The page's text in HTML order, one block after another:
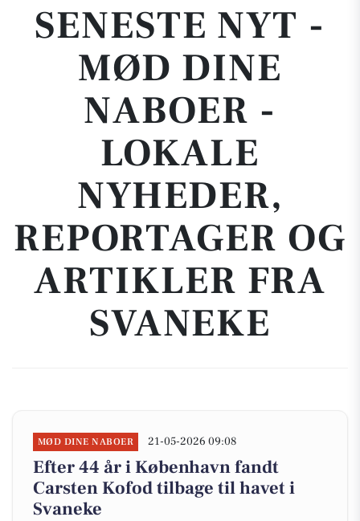
SENESTE NYT -
MØD DINE
NABOER -
LOKALE
NYHEDER,
REPORTAGER OG
ARTIKLER FRA
SVANEKE
MØD DINE NABOER 21-05-2026 09:08
Efter 44 år i København fandt
Carsten Kofod tilbage til havet i
Svaneke